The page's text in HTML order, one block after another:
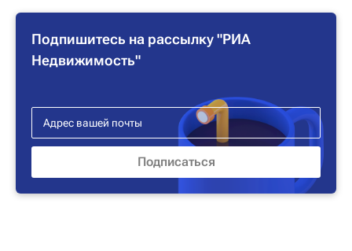
Подпишитесь на рассылку "РИА
Недвижимость"